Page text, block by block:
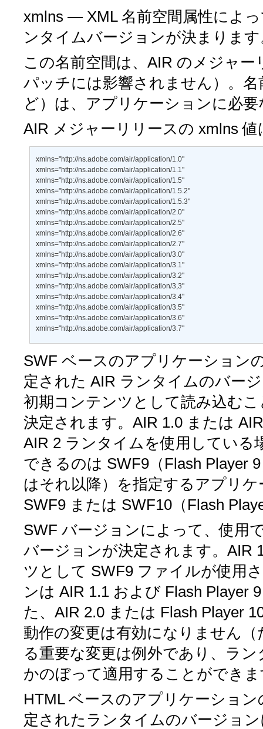
xmlns — XML 名前空間属性によ
ンタイムバージョンが決まります
この名前空間は、AIR のメジャ
パッチには影響されません）。
ど）は、アプリケーションに必
AIR メジャーリリースの xmlns
xmlns="http://ns.adobe.com/air/application/1.0"
xmlns="http://ns.adobe.com/air/application/1.1"
xmlns="http://ns.adobe.com/air/application/1.5"
xmlns="http://ns.adobe.com/air/application/1.5.2"
xmlns="http://ns.adobe.com/air/application/1.5.3"
xmlns="http://ns.adobe.com/air/application/2.0"
xmlns="http://ns.adobe.com/air/application/2.5"
xmlns="http://ns.adobe.com/air/application/2.6"
xmlns="http://ns.adobe.com/air/application/2.7"
xmlns="http://ns.adobe.com/air/application/3.0"
xmlns="http://ns.adobe.com/air/application/3.1"
xmlns="http://ns.adobe.com/air/application/3.2"
xmlns="http://ns.adobe.com/air/application/3,3"
xmlns="http://ns.adobe.com/air/application/3.4"
xmlns="http://ns.adobe.com/air/application/3.5"
xmlns="http://ns.adobe.com/air/application/3.6"
xmlns="http://ns.adobe.com/air/application/3.7"
SWF ベースのアプリケーション
定された AIR ランタイムのバー
初期コンテンツとして読み込む
決定されます。AIR 1.0 または
AIR 2 ランタイムを使用している
できるのは SWF9（Flash Player
はそれ以降）を指定するアプリ
SWF9 または SWF10（Flash
SWF バージョンによって、使用
バージョンが決定されます。AIR
ツとして SWF9 ファイルが使用
ンは AIR 1.1 および Flash Player
た、AIR 2.0 または Flash Player
動作の変更は有効になりません
る重要な変更は例外であり、ラ
かのぼって適用することができ
HTML ベースのアプリケーショ
定されたランタイムのバージョ